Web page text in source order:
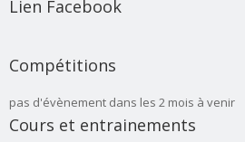
Lien Facebook
Compétitions
pas d'évènement dans les 2 mois à venir
Cours et entrainements